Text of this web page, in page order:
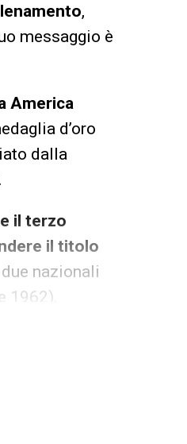
,
messaggio è
America
d’oro
dalla
il terzo
il titolo
nazionali
1962).
dal suo primo